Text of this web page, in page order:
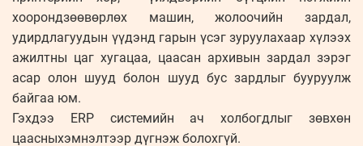
хоорондзөөвөрлөх машин, жолоочийн зардал,
удирдлагуудын үүдэнд гарын үсэг зуруулахаар хүлээх
ажилтны цаг хугацаа, цаасан архивын зардал зэрэг
асар олон шууд болон шууд бус зардлыг бууруулж
байгаа юм.
Гэхдээ ERP системийн ач холбогдлыг зөвхөн
цаасныхэмнэлтээр дүгнэж болохгүй.